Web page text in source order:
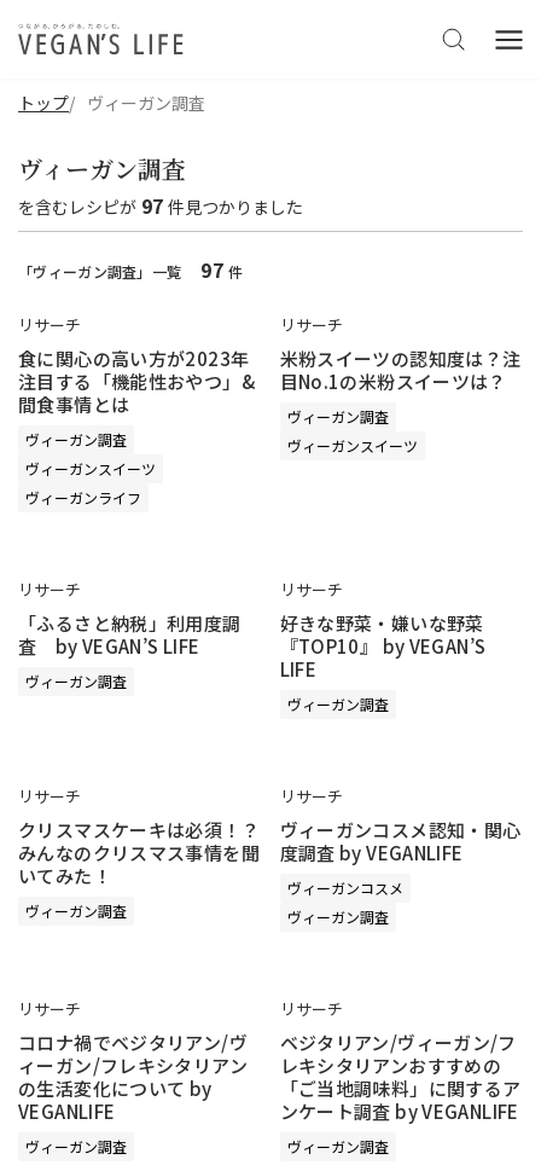
トップ ヴィーガン調査
ヴィーガン調査
を含む レシピが 97 件見つかりました
「ヴィーガン調査」一覧 97 件
リサーチ
食に関心の高い方が2023年
注目する「機能性おやつ」&
間食事情とは
ヴィーガン調査
ヴィーガンスイーツ
ヴィーガンライフ
リサーチ
米粉スイーツの認知度は？注
目No.1の米粉スイーツは？
ヴィーガン調査
ヴィーガンスイーツ
リサーチ
「ふるさと納税」利用度調
査 by VEGAN’S LIFE
ヴィーガン調査
リサーチ
好きな野菜・嫌いな野菜
『TOP10』 by VEGAN’S
LIFE
ヴィーガン調査
リサーチ
クリスマスケーキは必須！？
みんなのクリスマス事情を聞
いてみた！
ヴィーガン調査
リサーチ
ヴィーガンコスメ認知・関心
度調査 by VEGANLIFE
ヴィーガンコスメ
ヴィーガン調査
リサーチ
コロナ禍でベジタリアン/ヴ
ィーガン/フレキシタリアン
の生活変化について by
VEGANLIFE
ヴィーガン調査
リサーチ
ベジタリアン/ヴィーガン/フ
レキシタリアンおすすめの
「ご当地調味料」に関するア
ンケート調査 by VEGANLIFE
ヴィーガン調査